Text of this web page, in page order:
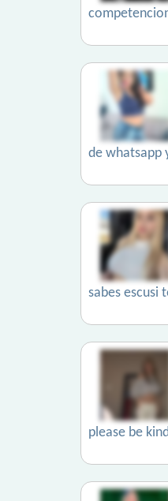
de whatsapp
sabes escusi
please be